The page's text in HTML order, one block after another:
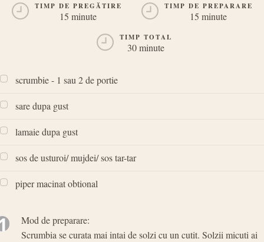
TIMP DE PREGĂTIRE
15 minute
TIMP DE PREPARARE
15 minute
TIMP TOTAL
30 minute
scrumbie - 1 sau 2 de portie
sare dupa gust
lamaie dupa gust
sos de usturoi/ mujdei/ sos tar-tar
piper macinat obtional
Mod de preparare:
Scrumbia se curata mai intai de solzi cu un cutit. Solzii micuti ai